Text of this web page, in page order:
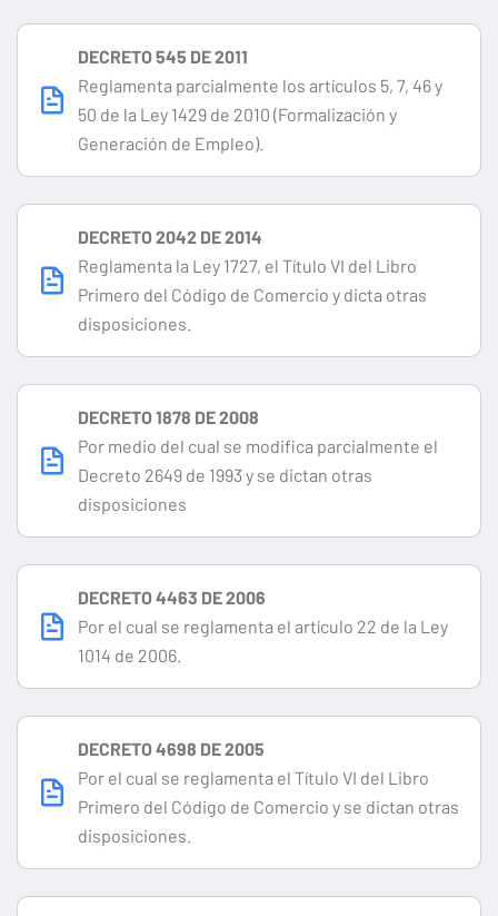
DECRETO 545 DE 2011
Reglamenta parcialmente los artículos 5, 7, 46 y
50 de la Ley 1429 de 2010 (Formalización y
Generación de Empleo).
DECRETO 2042 DE 2014
Reglamenta la Ley 1727, el Título VI del Libro
Primero del Código de Comercio y dicta otras
disposiciones.
DECRETO 1878 DE 2008
Por medio del cual se modifica parcialmente el
Decreto 2649 de 1993 y se dictan otras
disposiciones
DECRETO 4463 DE 2006
Por el cual se reglamenta el artículo 22 de la Ley
1014 de 2006.
DECRETO 4698 DE 2005
Por el cual se reglamenta el Título VI del Libro
Primero del Código de Comercio y se dictan otras
disposiciones.